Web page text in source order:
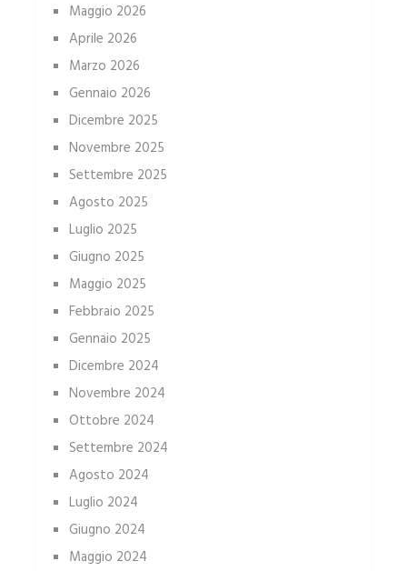
Maggio 2026
Aprile 2026
Marzo 2026
Gennaio 2026
Dicembre 2025
Novembre 2025
Settembre 2025
Agosto 2025
Luglio 2025
Giugno 2025
Maggio 2025
Febbraio 2025
Gennaio 2025
Dicembre 2024
Novembre 2024
Ottobre 2024
Settembre 2024
Agosto 2024
Luglio 2024
Giugno 2024
Maggio 2024